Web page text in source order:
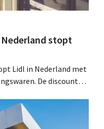
stopt
Lidl in Nederland met
De discounter
het voorbeeld zullen